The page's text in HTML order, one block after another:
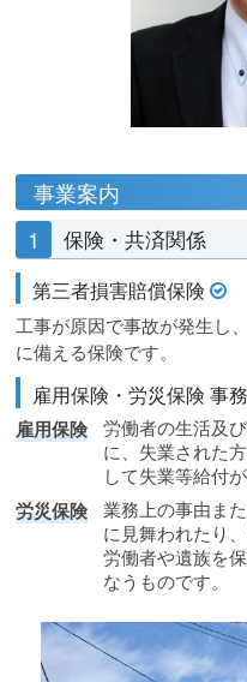
事業案内
1
保険・共済関係
第三者損害賠償保険
工事が原因で事故が発生し
に備える保険です。
雇用保険・労災保険 事
雇用保険
労働者の生活及
に、失業された
して失業等給付
労災保険
業務上の事由ま
に見舞われたり
労働者や遺族を
なうものです。